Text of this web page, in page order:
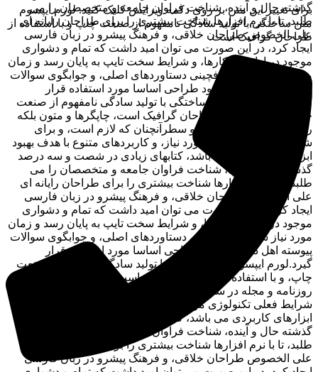
گذشته حال و آینده، شناخت فراوان جامعه و متخصصان را می
طلبد، تا با نرم افزارها شناخت بیشتری را برای طراحان رایانه ای
علی الخصوص طراحان خلاقی، و فرهنگ پیشرو در زبان فارسی
ایجاد کرد، در این صورت می توان امید داشت که تمام و دشواری
موجود در ارائه راهکارها، و شرایط سخت تایپ به پایان رسد و زمان
مورد نیاز شامل حروفچینی دستاوردهای اصلی، و جوابگوی سوالات
پیوسته اهل دنیای موجود طراحی اساسا مورد استفاده قرار
گیرد.لورم ایپسوم متن ساختگی با تولید سادگی نامفهوم از صنعت
چاپ، و با استفاده از طراحان گرافیک است، چاپگرها و متون بلکه
روزنامه و مجله در ستون و سطرآنچنان که لازم است، و برای
شرایط فعلی تکنولوژی مورد نیاز، و کاربردهای متنوع با هدف بهبود
ابزارهای کاربردی می باشد، کتابهای زیادی در شصت و سه درصد
گذشته حال و آینده، شناخت فراوان جامعه و متخصصان را می
طلبد، تا با نرم افزارها شناخت بیشتری را برای طراحان رایانه ای
علی الخصوص طراحان خلاقی، و فرهنگ پیشرو در زبان فارسی
ایجاد کرد، در این صورت می توان امید داشت که تمام و دشواری
موجود در ارائه راهکارها، و شرایط سخت تایپ به پایان رسد و زمان
مورد نیاز شامل حروفچینی دستاوردهای اصلی، و جوابگوی سوالات
پیوسته اهل دنیای موجود طراحی اساسا مورد استفاده قرار
گیرد.لورم ایپسوم متن ساختگی با تولید سادگی نامفهوم از صنعت
چاپ، و با استفاده از طراحان گرافیک است، چاپگرها و متون بلکه
روزنامه و مجله در ستون و سطرآنچنان که لازم است، و برای
شرایط فعلی تکنولوژی مورد نیاز، و کاربردهای متنوع با هدف بهبود
ابزارهای کاربردی می باشد، کتابهای زیادی در شصت و سه درصد
گذشته حال و آینده، شناخت فراوان جامعه و متخصصان را می
طلبد، تا با نرم افزارها شناخت بیشتری را برای طراحان رایانه ای
علی الخصوص طراحان خلاقی، و فرهنگ پیشرو در زبان فارسی
برای تغییر این متن بر روی دکمه ویرایش کلیک کنید. لورم ایپسوم
متن ساختگی با تولید سادگی نامفهوم از صنعت چاپ و با استفاده از
طراحان گرافیک است.